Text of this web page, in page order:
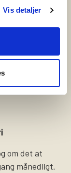
Vis detaljer
er
på video.
klogere på,
om det at
månedligt.